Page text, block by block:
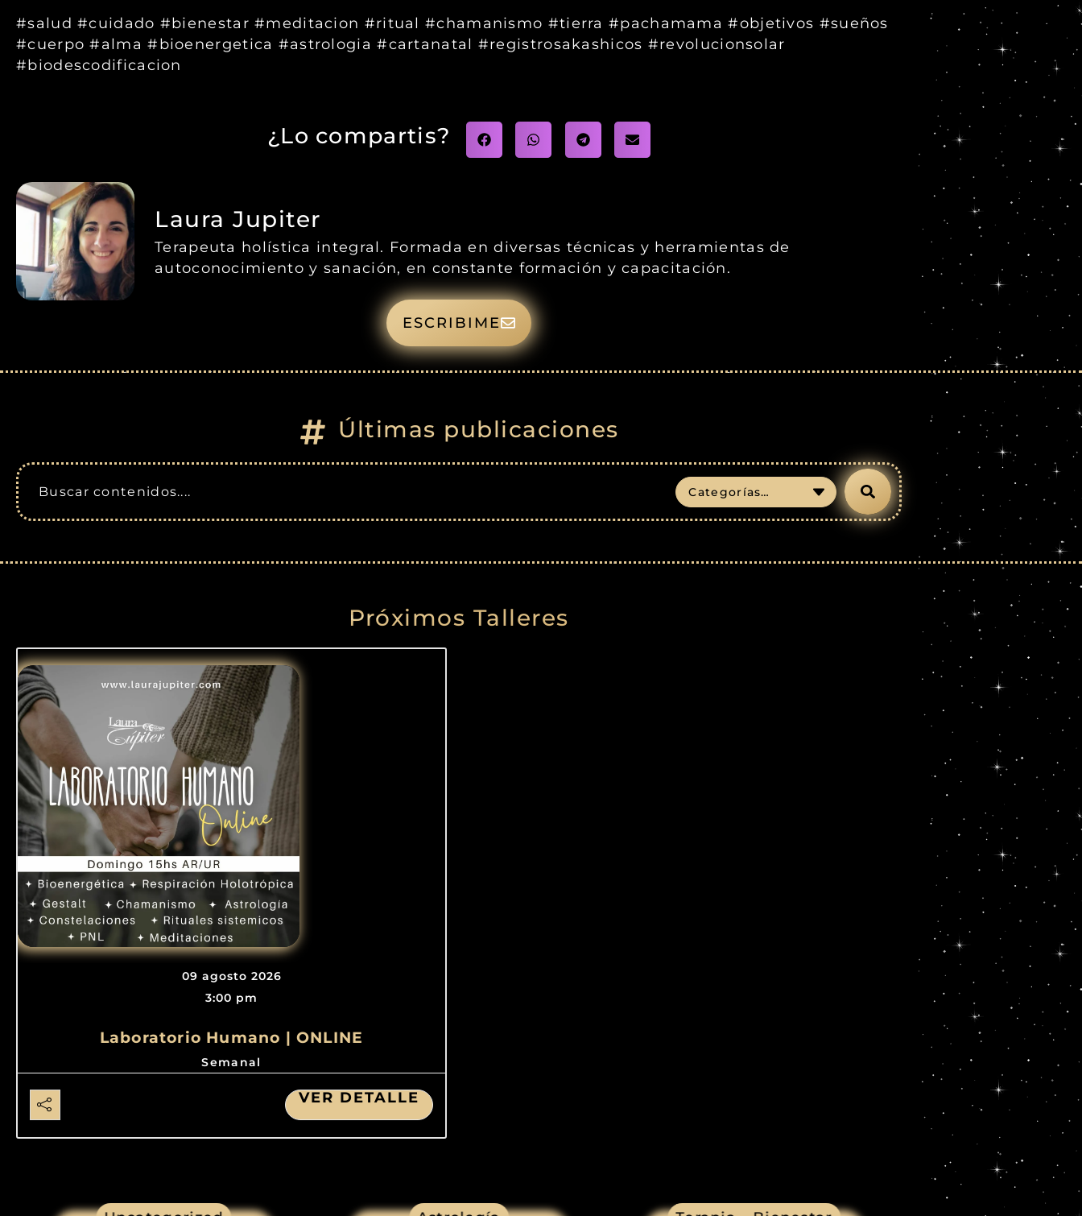
#salud #cuidado #bienestar #meditacion #ritual #chamanismo #tierra #pachamama #objetivos #sueños
#cuerpo #alma #bioenergetica #astrologia #cartanatal #registrosakashicos #revolucionsolar
#biodescodificacion
¿Lo compartis?
Laura Jupiter
Terapeuta holística integral. Formada en diversas técnicas y herramientas de
autoconocimiento y sanación, en constante formación y capacitación.
ESCRIBIME
Últimas publicaciones
Categorías…
Próximos Talleres
09 agosto 2026
3:00 pm
Laboratorio Humano | ONLINE
Semanal
VER DETALLE